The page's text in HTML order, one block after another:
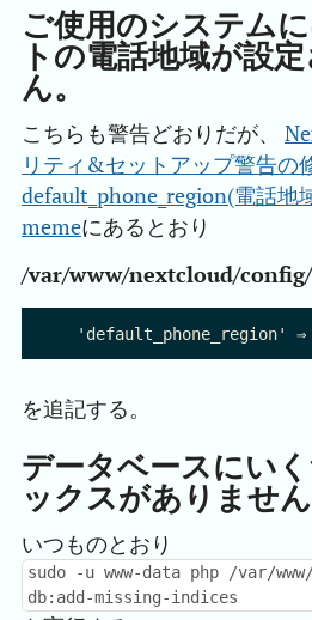
ご使用のシステム
トの電話地域が設
ん。
こちらも警告どおりだが、
リティ&セットアップ警告の
default_phone_region(電話地
memeにあるとおり
/var/www/nextcloud/
を追記する。
データベースにい
ックスがありません
いつものとおり
sudo -u www-data php /var/
db:add-missing-indices